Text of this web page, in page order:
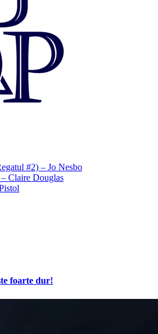
#2) – Jo Nesbo
Claire Douglas
foarte dur!